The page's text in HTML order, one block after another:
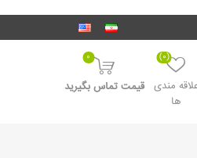
مندی
ها
(0)
0
قیمت تماس بگیرید